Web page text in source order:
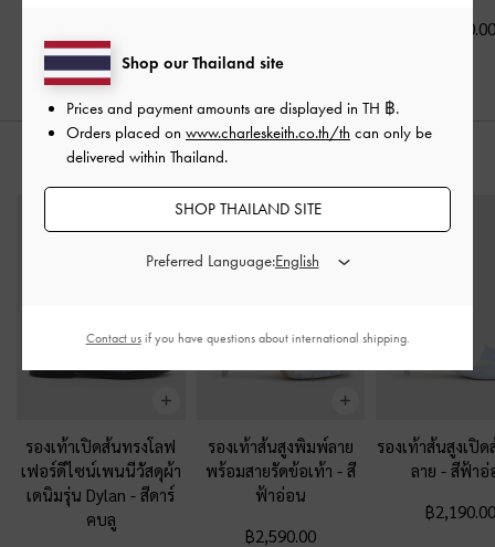
฿2,590.00
สไตล์ลุคด้วย
รองเท้าเปิดส้นทรงโลฟ
เฟอร์ดีไซน์เพนนีวัสดุผ้า
เดนิมรุ่น Dylan-สีดาร์
คบลู
รองเท้าส้นสูงพิมพ์ลาย
พร้อมสายรัดข้อเท้า-สี
ฟ้าอ่อน
฿2,590.00
รองเท้าส้นสูงเปิ
ลาย - สีฟ้าอ่
฿2,190.00
Shop our Thailand site
Prices and payment amounts are displayed in TH ฿.
Orders placed on www.charleskeith.co.th/th can only be
delivered within Thailand.
SHOP THAILAND SITE
Preferred Language:
Contact usif you have questions about international shipping.